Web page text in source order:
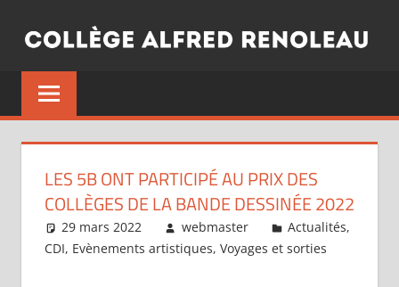
LES 5B ONT PARTICIPÉ AU PRIX DES
COLLÈGES DE LA BANDE DESSINÉE 2022
29 mars 2022 webmaster Actualités,
CDI, Evènements artistiques, Voyages et sorties